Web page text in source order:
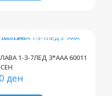
1-3-7ЛЕД 3*ААА 60011
ден